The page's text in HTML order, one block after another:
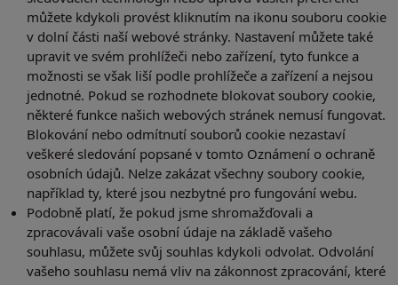
můžete kdykoli provést kliknutím na ikonu souboru cookie
v dolní části naší webové stránky. Nastavení můžete také
upravit ve svém prohlížeči nebo zařízení, tyto funkce a
možnosti se však liší podle prohlížeče a zařízení a nejsou
jednotné. Pokud se rozhodnete blokovat soubory cookie,
některé funkce našich webových stránek nemusí fungovat.
Blokování nebo odmítnutí souborů cookie nezastaví
veškeré sledování popsané v tomto Oznámení o ochraně
osobních údajů. Nelze zakázat všechny soubory cookie,
například ty, které jsou nezbytné pro fungování webu.
Podobně platí, že pokud jsme shromažďovali a
zpracovávali vaše osobní údaje na základě vašeho
souhlasu, můžete svůj souhlas kdykoli odvolat. Odvolání
vašeho souhlasu nemá vliv na zákonnost zpracování, které